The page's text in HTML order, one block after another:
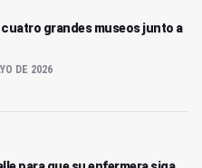
cuatro grandes museos junto a
DE 2026